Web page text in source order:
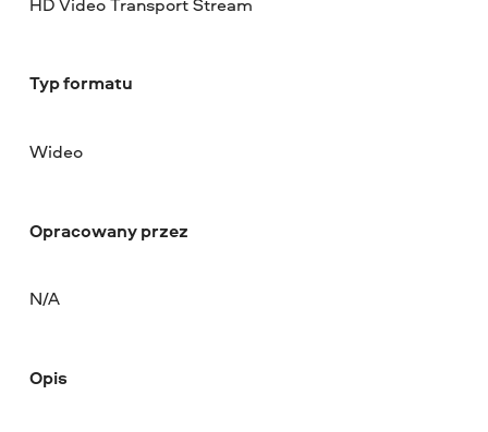
Typ formatu
Wideo
Opracowany przez
N/A
Opis